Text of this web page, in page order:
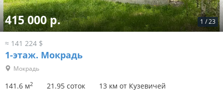
1 /23
415 000 р.
≈ 141 224 $
1-этаж. Мокрадь
Мокрадь
141.6 м2 21.95 соток 13 км от Кузевичей